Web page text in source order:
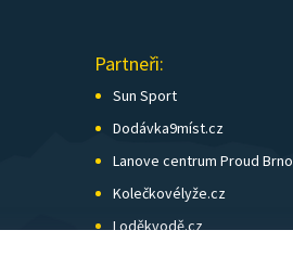
Partneři:
Sun Sport
Dodávka9míst.cz
Lanove centrum Proud Brno
Kolečkovélyže.cz
Loděkvodě.cz